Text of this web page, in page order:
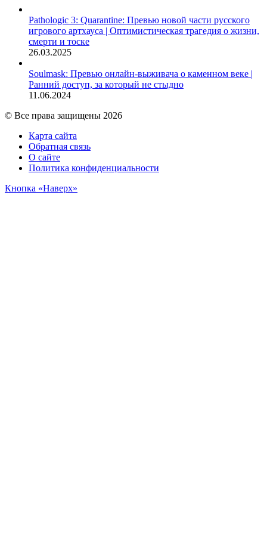
Pathologic 3: Quarantine: Превью новой части русского
игрового артхауса | Оптимистическая трагедия о жизни,
смерти и тоске
26.03.2025
Soulmask: Превью онлайн-выживача о каменном веке |
Ранний доступ, за который не стыдно
11.06.2024
© Все права защищены 2026
Карта сайта
Обратная связь
О сайте
Политика конфиденциальности
Кнопка «Наверх»